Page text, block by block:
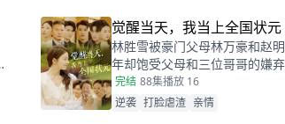
觉醒当天，我当上全国状元
林胜雪被豪门父母林万豪和赵
年却饱受父母和三位哥哥的嫌
瑶撞成植物人的傅芊芊，被亲
当天，林胜雪因证据不足走出
完结 88集播放 16
逆袭 打脸虐渣 亲情